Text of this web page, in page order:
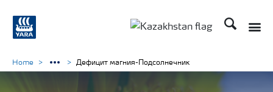
Поиск
Home Дефицит магния-Подсолнечник